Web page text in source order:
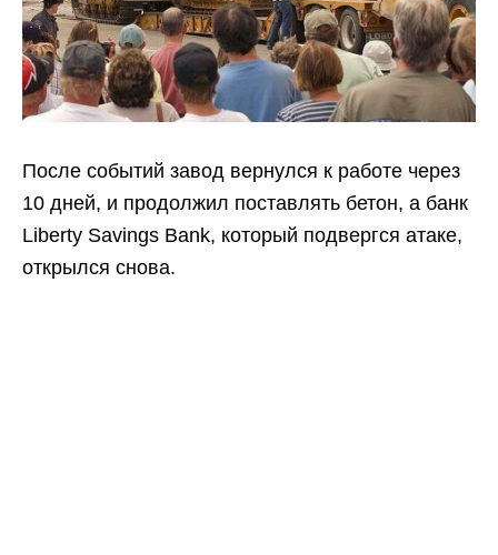
После событий завод вернулся к работе через
10 дней, и продолжил поставлять бетон, а банк
Liberty Savings Bank, который подвергся атаке,
открылся снова.